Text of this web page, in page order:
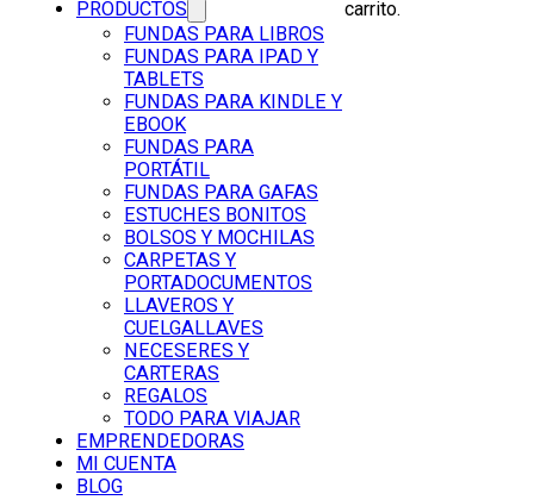
PRODUCTOS
FUNDAS PARA LIBROS
FUNDAS PARA IPAD Y
TABLETS
FUNDAS PARA KINDLE Y
EBOOK
FUNDAS PARA
PORTÁTIL
FUNDAS PARA GAFAS
ESTUCHES BONITOS
BOLSOS Y MOCHILAS
CARPETAS Y
PORTADOCUMENTOS
LLAVEROS Y
CUELGALLAVES
NECESERES Y
CARTERAS
REGALOS
TODO PARA VIAJAR
EMPRENDEDORAS
MI CUENTA
BLOG
carrito.